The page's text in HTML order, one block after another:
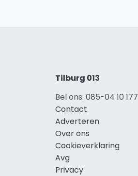
Tilburg 013
Bel ons: 085-04 10 177
Contact
Adverteren
Over ons
Cookieverklaring
Avg
Privacy